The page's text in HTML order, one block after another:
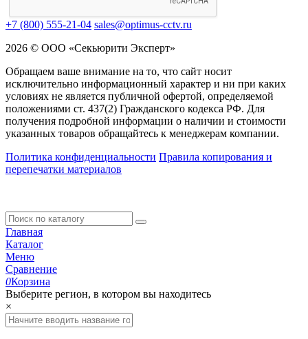
+7 (800) 555-21-04 sales@optimus-cctv.ru
2026 © ООО «Секьюрити Эксперт»
Обращаем ваше внимание на то, что сайт носит
исключительно информационный характер и ни при каких
условиях не является публичной офертой, определяемой
положениями ст. 437(2) Гражданского кодекса РФ. Для
получения подробной информации о наличии и стоимости
указанных товаров обращайтесь к менеджерам компании.
Политика конфиденциальности Правила копирования и
перепечатки материалов
Главная
Каталог
Меню
Сравнение
0Корзина
Выберите регион, в котором вы находитесь
×